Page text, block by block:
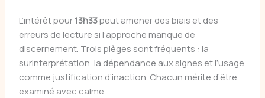
L’intérêt pour13h33peut amener des biais et des
erreurs de lecture si l’approche manque de
discernement. Trois pièges sont fréquents : la
surinterprétation, la dépendance aux signes et l’usage
comme justification d’inaction. Chacun mérite d’être
examiné avec calme.